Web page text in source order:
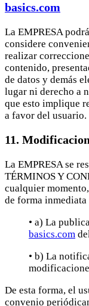
basics.com
La EMPRESA
considere
realizar
contenido,
de datos y demás
lugar ni derecho a
que esto implique
a favor del usuario.
11.
La EMPRESA se
TÉRMINOS Y
cualquier
de forma
• a) La
basics.com
• b) La
De esta forma, el
convenio